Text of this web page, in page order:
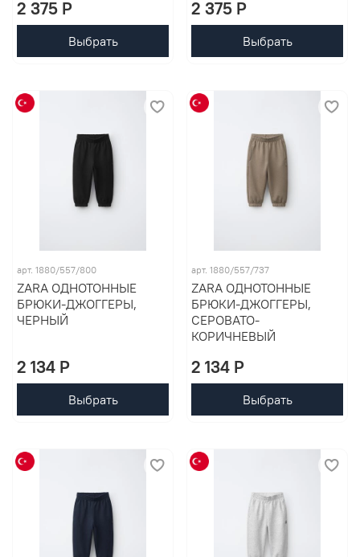
2 375 P
Выбрать
2 375 P
Выбрать
арт. 1880/557/800
ZARA ОДНОТОННЫЕ
БРЮКИ-ДЖОГГЕРЫ,
ЧЕРНЫЙ
2 134 P
Выбрать
арт. 1880/557/737
ZARA ОДНОТОННЫЕ
БРЮКИ-ДЖОГГЕРЫ,
СЕРОВАТО-
КОРИЧНЕВЫЙ
2 134 P
Выбрать